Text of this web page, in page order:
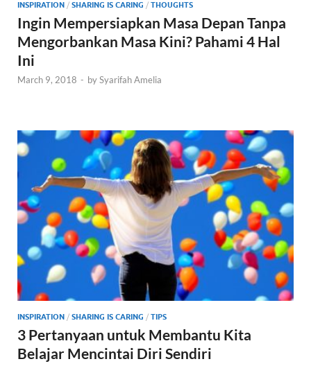
INSPIRATION / SHARING IS CARING / THOUGHTS
Ingin Mempersiapkan Masa Depan Tanpa
Mengorbankan Masa Kini? Pahami 4 Hal
Ini
March 9, 2018 - bySyarifah Amelia
INSPIRATION / SHARING IS CARING / TIPS
3 Pertanyaan untuk Membantu Kita
Belajar Mencintai Diri Sendiri